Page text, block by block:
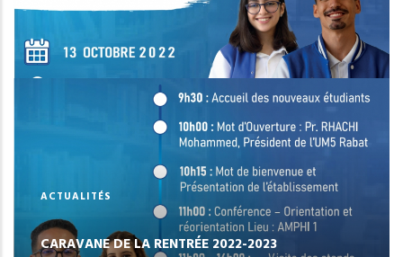
ACTUALITÉS
CARAVANE DE LA RENTRÉE 2022-2023